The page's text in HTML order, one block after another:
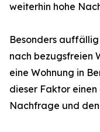
weiterhin hohe
Besonders
nach bezugsfreien
eine Wohnung in
dieser Faktor
Nachfrage und